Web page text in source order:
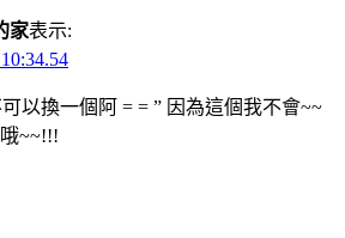
家表示:
以換一個阿 = = ” 因為這個我不會~~
~~!!!